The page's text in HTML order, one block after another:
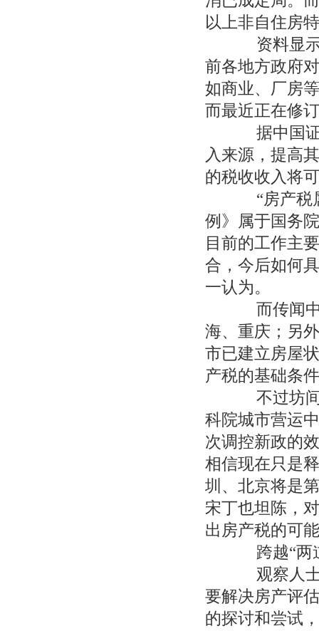
以上非自住房
资料显示
前各地方政府
如商业、厂房
而最近正在修
据中国证
入来源，提高
的税收收入将
“房产税属
例》属于国务
目前的工作主
合，今后如何
一认为。
而传闻中
海、重庆；另
市已建立房屋
产税的基础条
不过坊间
科院城市营运
次调控新政的
相信现在只是
圳、北京将是
宋丁也坦陈，
出房产税的可
跨越“两
观察人士
要解决房产评
的探讨和尝试